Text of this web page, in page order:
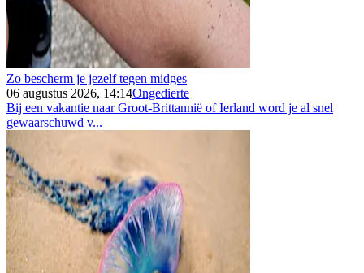
Zo bescherm je jezelf tegen midges
06 augustus 2026, 14:14Ongedierte
Bij een vakantie naar Groot-Brittannië of Ierland word je al snel
gewaarschuwd v...